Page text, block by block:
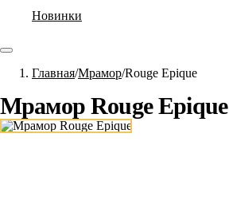
Новинки
Главная Мрамор Rouge Epique
Мрамор Rouge Epique